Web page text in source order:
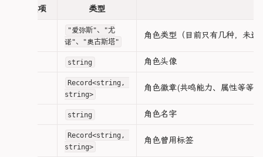
const getInfoGridColumns = (type: string):
  const columnMap: Record<string, number> = {
    尤诺: 3,
  return columnMap[type] || 3;
</script>
<template>
  <div class="hero-main">
配置项 类型
"爱弥斯"、"尤
诺"、"奥古斯塔"
角色类型（目前只有几种，未适
string 角色头像
Record<string,
string>
角色徽章(共鸣能力、属性等等)
string 角色名字
Record<string,
string>
角色曾用标签